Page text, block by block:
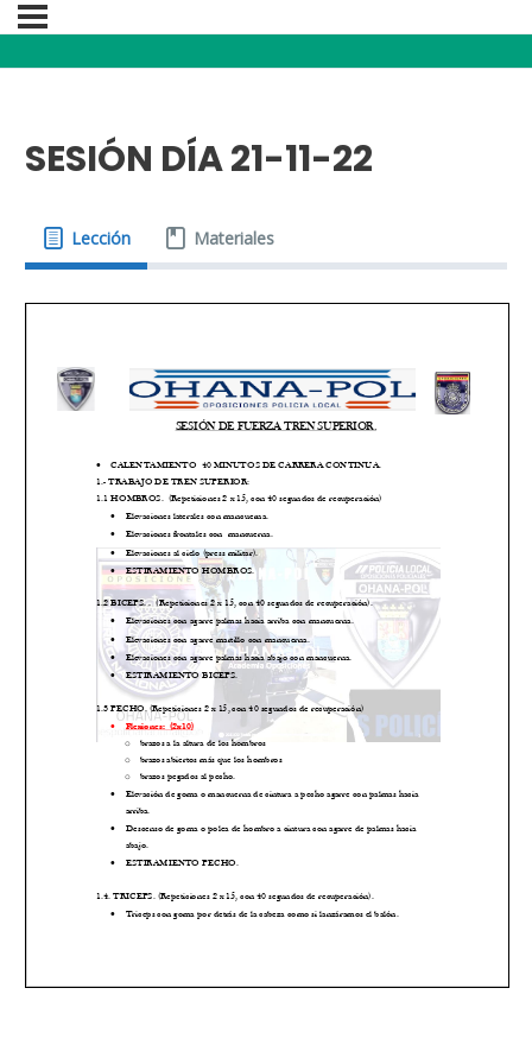
SESIÓN DÍA 21-11-22
Lección Materiales